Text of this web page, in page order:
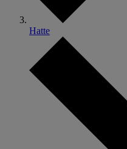
Hatte